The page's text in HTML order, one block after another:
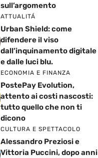
sull’argomento
ATTUALITÁ
Urban Shield: come
difendere il viso
dall’inquinamento digitale
e dalle luci blu.
ECONOMIA E FINANZA
PostePay Evolution,
attento ai costi nascosti:
tutto quello che non ti
dicono
CULTURA E SPETTACOLO
Alessandro Preziosi e
Vittoria Puccini, dopo anni